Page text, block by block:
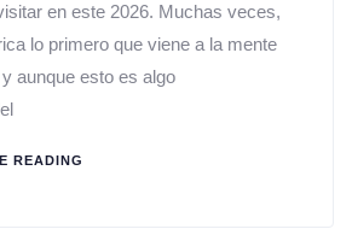
en este 2026. Muchas veces,
lo primero que viene a la mente
aunque esto es algo
READING